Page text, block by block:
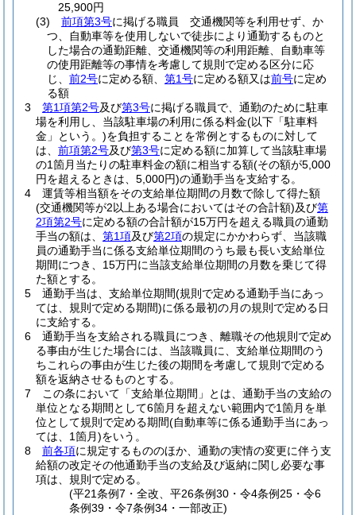
25,900円
(3)
前項第3号に掲げる職員 交通機関等を利用せず、か
つ、自動車等を使用しないで徒歩により通勤するものと
した場合の通勤距離、交通機関等の利用距離、自動車等
の使用距離等の事情を考慮して規則で定める区分に応
じ、 前2号に定める額、 第1号に定める額又は前号に定め
る額
3
第1項第2号及び第3号に掲げる職員で、通勤のために駐車
場を利用し、当該駐車場の利用に係る料金(以下「駐車料
金」という。)を負担することを常例とするものに対して
は、 前項第2号及び第3号に定める額に加算して当該駐車場
の1箇月当たりの駐車料金の額に相当する額(その額が5,000
円を超えるときは、5,000円)の通勤手当を支給する。
4
運賃等相当額をその支給単位期間の月数で除して得た額
(交通機関等が2以上ある場合においてはその合計額)及び第
2項第2号に定める額の合計額が15万円を超える職員の通勤
手当の額は、 第1項及び第2項の規定にかかわらず、当該職
員の通勤手当に係る支給単位期間のうち最も長い支給単位
期間につき、15万円に当該支給単位期間の月数を乗じて得
た額とする。
5
通勤手当は、支給単位期間(規則で定める通勤手当にあっ
ては、規則で定める期間)に係る最初の月の規則で定める日
に支給する。
6
通勤手当を支給される職員につき、離職その他規則で定め
る事由が生じた場合には、当該職員に、支給単位期間のう
ちこれらの事由が生じた後の期間を考慮して規則で定める
額を返納させるものとする。
7
この条において「支給単位期間」とは、通勤手当の支給の
単位となる期間として6箇月を超えない範囲内で1箇月を単
位として規則で定める期間(自動車等に係る通勤手当にあっ
ては、1箇月)をいう。
8
前各項に規定するもののほか、通勤の実情の変更に伴う支
給額の改定その他通勤手当の支給及び返納に関し必要な事
項は、規則で定める。
(平21条例7・全改、平26条例30・令4条例25・令6
条例39・令7条例34・一部改正)